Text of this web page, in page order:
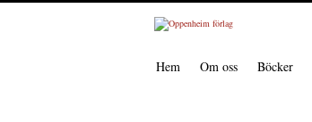
Hem Om oss Böcker